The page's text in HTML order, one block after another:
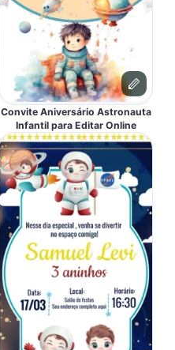
Convite Aniversário Astronauta
Infantil para Editar Online